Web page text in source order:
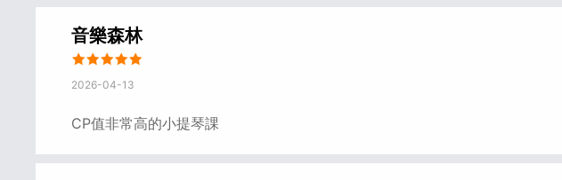
音樂森林
2026-04-13
CP值非常高的小提琴課